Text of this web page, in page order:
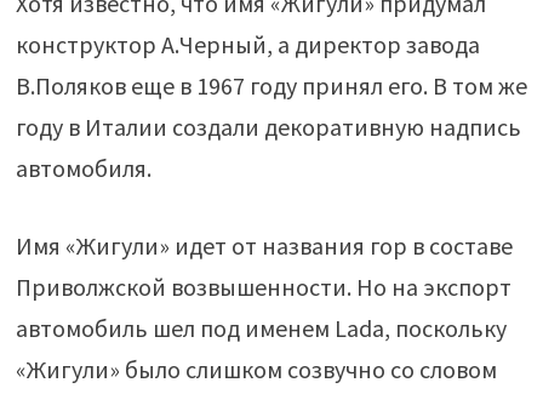
конструктор А.Черный, а директор завода
В.Поляков еще в 1967 году принял его. В том же
году в Италии создали декоративную надпись
автомобиля.
Имя «Жигули» идет от названия гор в составе
Приволжской возвышенности. Но на экспорт
автомобиль шел под именем Lada, поскольку
«Жигули» было слишком созвучно со словом